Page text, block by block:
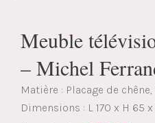
Meuble
– Michel
Matière : Placage de
Dimensions : L 170 x H 65